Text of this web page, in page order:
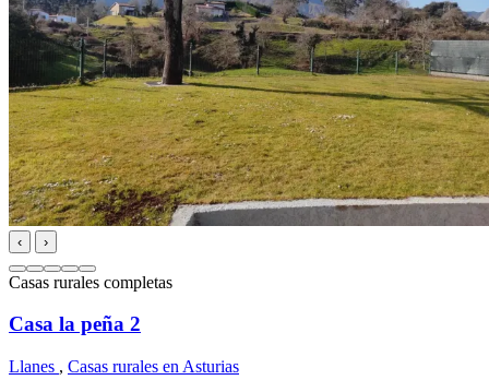
‹ ›
Casas rurales completas
Casa la peña 2
Llanes , Casas rurales en Asturias